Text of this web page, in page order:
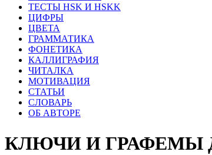
ТЕСТЫ HSK И HSKK
ЦИФРЫ
ЦВЕТА
ГРАММАТИКА
ФОНЕТИКА
КАЛЛИГРАФИЯ
ЧИТАЛКА
МОТИВАЦИЯ
СТАТЬИ
СЛОВАРЬ
ОБ АВТОРЕ
КЛЮЧИ И ГРАФЕМЫ ДЛЯ